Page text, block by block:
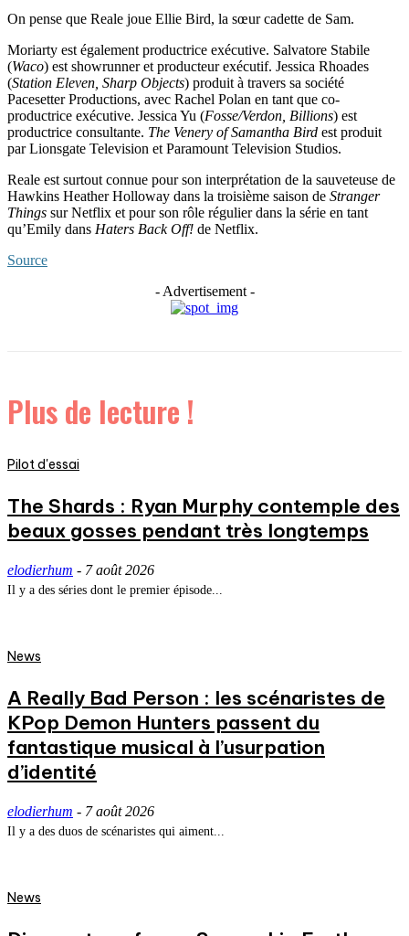
On pense que Reale joue Ellie Bird, la sœur cadette de Sam.
Moriarty est également productrice exécutive. Salvatore Stabile
(Waco) est showrunner et producteur exécutif. Jessica Rhoades
(Station Eleven, Sharp Objects) produit à travers sa société
Pacesetter Productions, avec Rachel Polan en tant que co-
productrice exécutive. Jessica Yu (Fosse/Verdon, Billions) est
productrice consultante. The Venery of Samantha Bird est produit
par Lionsgate Television et Paramount Television Studios.
Reale est surtout connue pour son interprétation de la sauveteuse de
Hawkins Heather Holloway dans la troisième saison de Stranger
Things sur Netflix et pour son rôle régulier dans la série en tant
qu’Emily dans Haters Back Off! de Netflix.
Source
- Advertisement -
Plus de lecture !
Pilot d'essai
The Shards : Ryan Murphy contemple des
beaux gosses pendant très longtemps
elodierhum - 7 août 2026
Il y a des séries dont le premier épisode...
News
A Really Bad Person : les scénaristes de
KPop Demon Hunters passent du
fantastique musical à l’usurpation
d’identité
elodierhum - 7 août 2026
Il y a des duos de scénaristes qui aiment...
News